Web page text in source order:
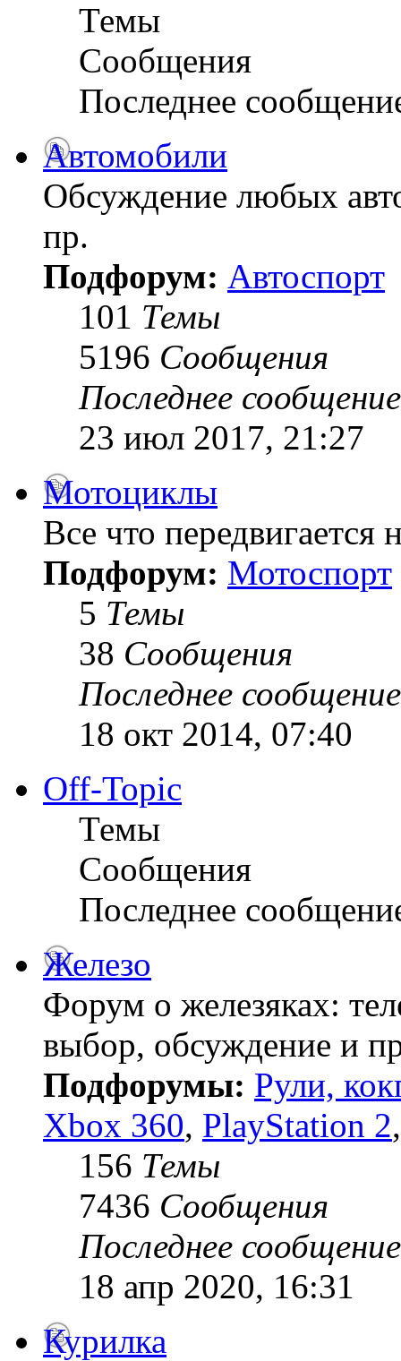
Темы
Сообщения
Последнее
Автомобили
Обсуждение любых
пр.
Подфорум: Автоспорт
101 Темы
5196 Сообщения
Последнее сообщение
23 июл 2017, 21:27
Мотоциклы
Все что передвигается
Подфорум: Мотоспорт
5 Темы
38 Сообщения
Последнее сообщение
18 окт 2014, 07:40
Off-Topic
Темы
Сообщения
Последнее
Железо
Форум о железяках:
выбор, обсуждение и
Подфорумы: Рули,
Xbox 360, PlayStation 2
156 Темы
7436 Сообщения
Последнее сообщение
18 апр 2020, 16:31
Курилка